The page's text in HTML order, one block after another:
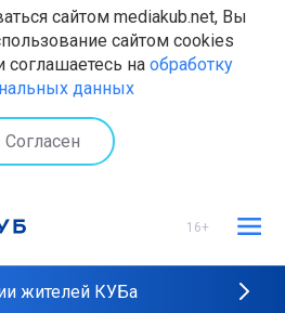
сайтом mediakub.net, Вы
сайтом cookies
соглашаетесь на обработку
данных
Согласен
16+
жителей КУБа